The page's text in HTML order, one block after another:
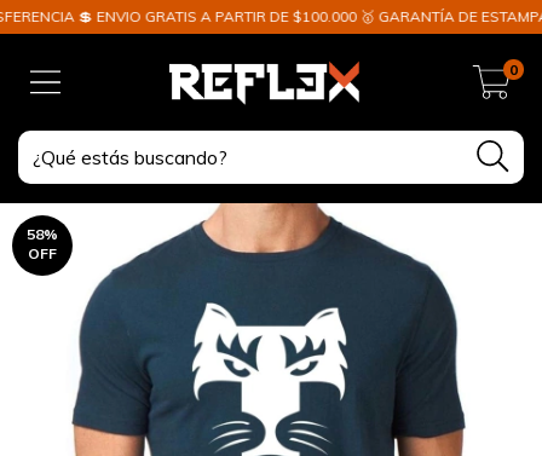
💲 ENVIO GRATIS A PARTIR DE $100.000 🥇 GARANTÍA DE ESTAMPADO ✈️
0
58%
OFF